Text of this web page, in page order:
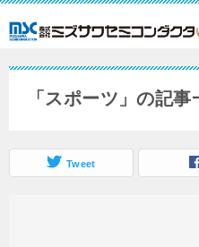
「スポーツ」の記事
Tweet